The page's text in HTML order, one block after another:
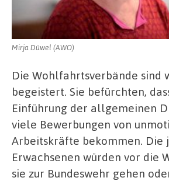
Mirja Düwel (AWO)
Die Wohlfahrtsverbände sind
begeistert. Sie befürchten,
Einführung der allgemeinen
viele Bewerbungen von
Arbeitskräfte bekommen. Die
Erwachsenen würden vor die
sie zur Bundeswehr gehen